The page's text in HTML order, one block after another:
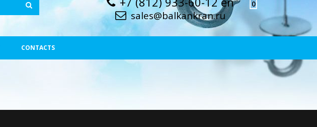
sales@balkankran.ru
0
CONTACTS